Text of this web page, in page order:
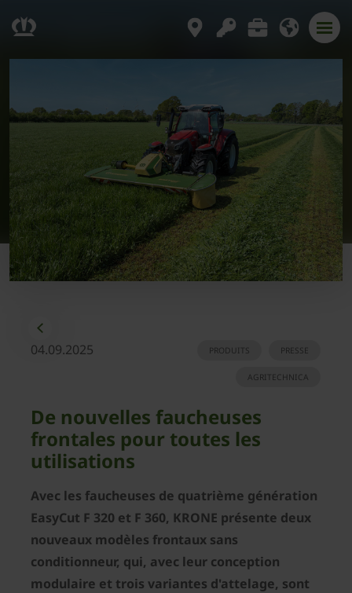
04.09.2025 PRESSE
PRODUITS
AGRITECHNICA
De nouvelles faucheuses
frontales pour toutes les
utilisations
Avec les faucheuses de quatrième génération
EasyCut F 320 et F 360, KRONE présente deux
nouveaux modèles frontaux sans
conditionneur, qui, avec leur conception
modulaire et trois variantes d'attelage, sont